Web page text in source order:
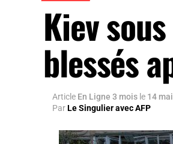
Kiev
blessés
Article En Ligne 3 mois le 14
ParLe Singulier avec AFP